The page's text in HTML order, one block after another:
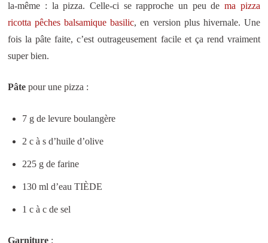
la-même : la pizza. Celle-ci se rapproche un peu de ma pizza
ricotta pêches balsamique basilic, en version plus hivernale. Une
fois la pâte faite, c’est outrageusement facile et ça rend vraiment
super bien.
Pâte pour une pizza :
7 g de levure boulangère
2 c à s d’huile d’olive
225 g de farine
130 ml d’eau TIÈDE
1 c à c de sel
Garniture :